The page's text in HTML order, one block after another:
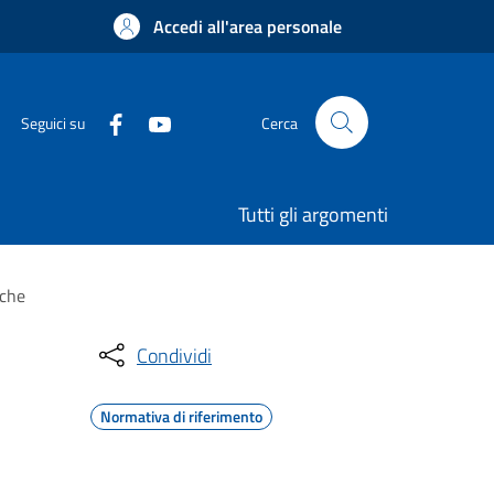
Accedi all'area personale
Seguici su Cerca
Tutti gli argomenti
Condividi
Normativa di riferimento